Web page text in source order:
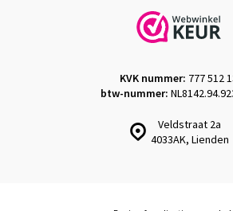
Veldstraat 2a
4033AK, Lienden
KVK nummer: 777 512
btw-nummer: